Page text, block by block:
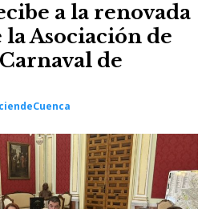
a la renovada
Asociación de
de